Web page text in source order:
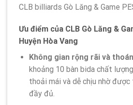
CLB billiards Gò Lăng & Game
Ưu điểm của CLB Gò Lăng &
Huyện Hòa Vang
Không gian rộng rãi và
khoảng 10 bàn bida chất
thoải mái và dễ chịu nhờ được
đầy đủ.